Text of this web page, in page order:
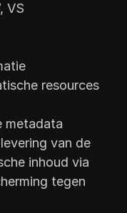
VS
resources
metadata
van de
inhoud via
tegen